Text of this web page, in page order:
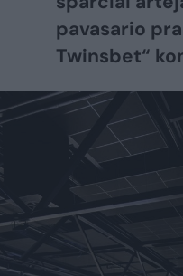
pavasario
Twinsbet“